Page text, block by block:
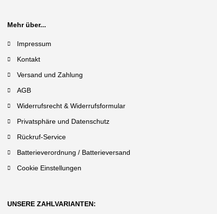
Mehr über...
Impressum
Kontakt
Versand und Zahlung
AGB
Widerrufsrecht & Widerrufsformular
Privatsphäre und Datenschutz
Rückruf-Service
Batterieverordnung / Batterieversand
Cookie Einstellungen
UNSERE ZAHLVARIANTEN: